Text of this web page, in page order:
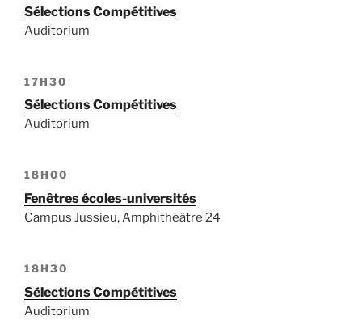
Sélections Compétitives
Auditorium
17H30
Sélections Compétitives
Auditorium
18H00
Fenêtres écoles-universités
Campus Jussieu, Amphithéâtre 24
18H30
Sélections Compétitives
Auditorium